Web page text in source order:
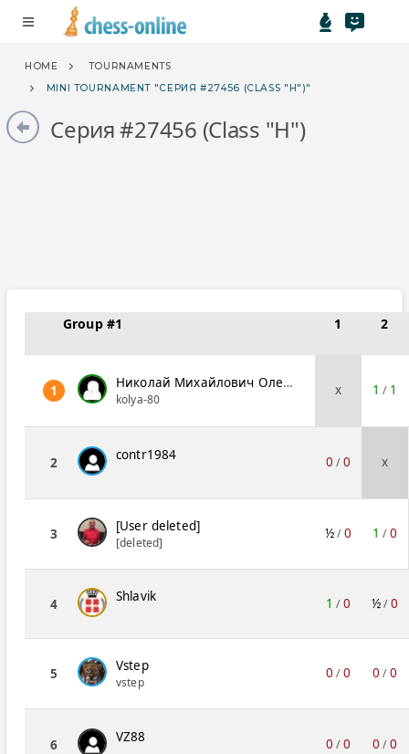
menu
HOME
TOURNAMENTS
MINI TOURNAMENT "СЕРИЯ #27456 (CLASS "H")"
Серия #27456 (Class "H")
Group #1 1 2
1 Николай Михайлович Оленичев
kolya-80
x 1 / 1
2 contr1984 0 / 0 x
3 [User deleted]
[deleted]
½ / 0 1 / 0
4 Shlavik 1 / 0 ½ / 0
5 Vstep
vstep
0 / 0 0 / 0
6 VZ88 0 / 0 0 / 0